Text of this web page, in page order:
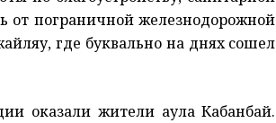
от пограничной железнодорожной
где буквально на днях сошел
оказали жители аула Кабанбай.